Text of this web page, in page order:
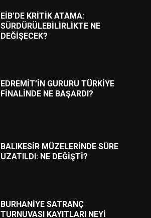
EİB’DE KRİTİK ATAMA:
SÜRDÜRÜLEBİLİRLİKTE NE
DEĞİŞECEK?
EDREMİT’İN GURURU TÜRKİYE
FİNALİNDE NE BAŞARDI?
BALIKESİR MÜZELERİNDE SÜRE
UZATILDI: NE DEĞİŞTİ?
BURHANİYE SATRANÇ
TURNUVASI KAYITLARI NEYİ